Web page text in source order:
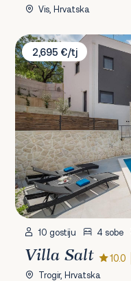
Vis, Hrvatska
Villa Salt
2,695 €/tj
10 gostiju 4 sobe
Villa Salt 10.0
Trogir, Hrvatska